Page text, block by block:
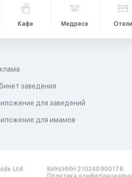
Кафе Медресе Отели
заведения
для заведений
для имамов
Ltd.
БИН/ИИН 210240900176